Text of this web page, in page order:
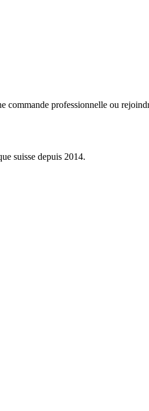
professionnelle ou
suisse depuis 2014.